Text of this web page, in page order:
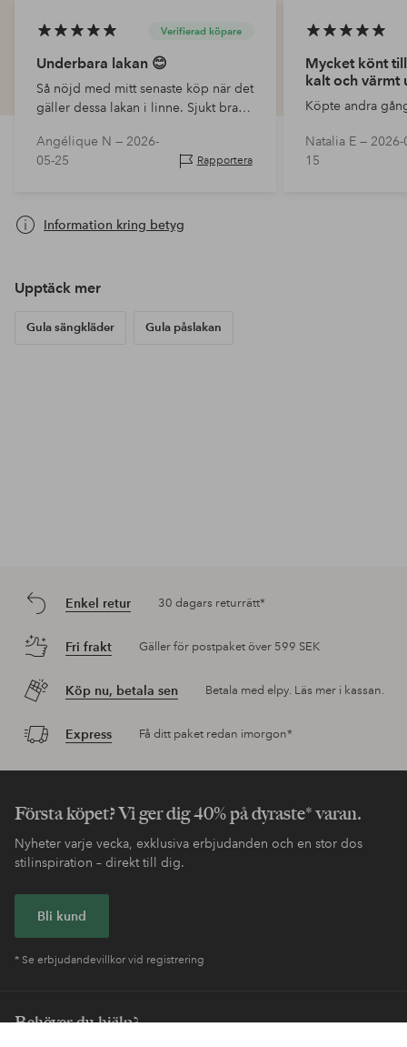
Verifierad köpare
Underbara lakan 😊
Så nöjd med mitt senaste köp när det
gäller dessa lakan i linne. Sjukt bra
Angélique N — 2026-
05-25
Rapportera
Mycket könt
kalt och värmt
Köpte andra
Natalia E — 2026-
15
Information kring betyg
Upptäck mer
Gula sängkläder Gula påslakan
Enkel retur 30 dagars returrätt*
Fri frakt Gäller för postpaket över 599 SEK
Köp nu, betala sen Betala med elpy. Läs mer i kassan.
Express Få ditt paket redan imorgon*
Första köpet? Vi ger dig 40% på dyraste* varan.
Nyheter varje vecka, exklusiva erbjudanden och en stor dos
stilinspiration – direkt till dig.
Bli kund
* Se erbjudandevillkor vid registrering
Behöver du hjälp?